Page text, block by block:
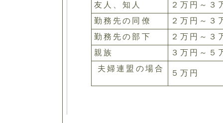
友人、知人
２万円～３
勤務先の同僚
２万円～３
勤務先の部下
２万円～３
親族
３万円～５
夫婦連盟の場合
５万円